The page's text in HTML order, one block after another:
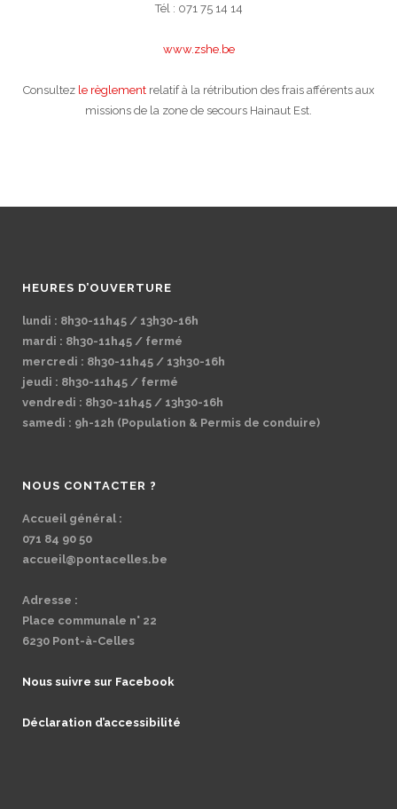
Tél : 071 75 14 14
www.zshe.be
Consultez le règlementrelatif à la rétribution des frais afférents aux
missions de la zone de secours Hainaut Est.
HEURES D’OUVERTURE
lundi : 8h30-11h45 / 13h30-16h
mardi : 8h30-11h45 / fermé
mercredi : 8h30-11h45 / 13h30-16h
jeudi : 8h30-11h45 / fermé
vendredi : 8h30-11h45 / 13h30-16h
samedi : 9h-12h (Population & Permis de conduire)
NOUS CONTACTER ?
Accueil général :
071 84 90 50
accueil@pontacelles.be
Adresse :
Place communale n° 22
6230 Pont-à-Celles
Nous suivre sur Facebook
Déclaration d’accessibilité